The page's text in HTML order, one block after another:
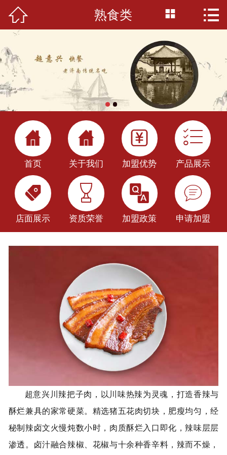
首页
加盟优势
产品展示
加盟政策
新闻中心
公司百科
申请加盟
 熟食类  

首页

关于我们

加盟优势

产品展示

店面展示

资质荣誉

加盟政策

申请加盟
超意兴川辣把子肉，以川味热辣为灵魂，打造香辣与
酥烂兼具的家常硬菜。精选猪五花肉切块，肥瘦均匀，经
秘制辣卤文火慢炖数小时，肉质酥烂入口即化，辣味层层
渗透。卤汁融合辣椒、花椒与十余种香辛料，辣而不燥，